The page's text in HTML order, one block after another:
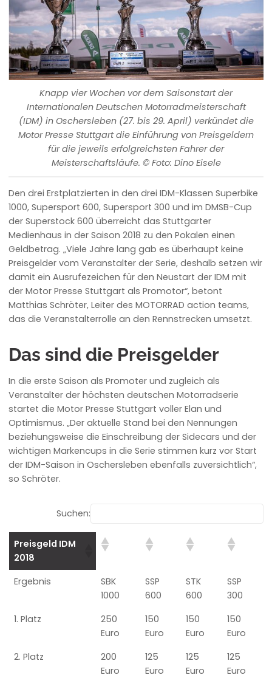
Knapp vier Wochen vor dem Saisonstart der
Internationalen Deutschen Motorradmeisterschaft
(IDM) in Oschersleben (27. bis 29. April) verkündet die
Motor Presse Stuttgart die Einführung von Preisgeldern
für die jeweils erfolgreichsten Fahrer der
Meisterschaftsläufe. © Foto: Dino Eisele
Den drei Erstplatzierten in den drei IDM-Klassen Superbike
1000, Supersport 600, Supersport 300 und im DMSB-Cup
der Superstock 600 überreicht das Stuttgarter
Medienhaus in der Saison 2018 zu den Pokalen einen
Geldbetrag. „Viele Jahre lang gab es überhaupt keine
Preisgelder vom Veranstalter der Serie, deshalb setzen wir
damit ein Ausrufezeichen für den Neustart der IDM mit
derMotor Presse Stuttgart als Promotor“, betont
Matthias Schröter, Leiter des MOTORRAD action teams,
das die Veranstalterrolle an den Rennstrecken umsetzt.
Das sind die Preisgelder
In die erste Saison als Promoter und zugleich als
Veranstalter der höchsten deutschen Motorradserie
startet die Motor Presse Stuttgart voller Elan und
Optimismus. „Der aktuelle Stand bei den Nennungen
beziehungsweise die Einschreibung der Sidecars und der
wichtigen Markencups in die Serie stimmen kurz vor Start
der IDM-Saison in Oschersleben ebenfalls zuversichtlich“,
so Schröter.
Suchen:
Preisgeld IDM
2018
Ergebnis
SBK
1000
SSP
600
STK
600
SSP
300
1. Platz
250
Euro
150
Euro
150
Euro
150
Euro
2. Platz
200
Euro
125
Euro
125
Euro
125
Euro